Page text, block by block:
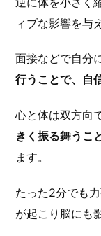
ィブな影響を与
面接などで自分
行うことで、自
心と体は双方向
きく振る舞うこ
ます。
たった2分でも
が起こり脳にも